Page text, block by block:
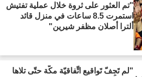
"تم العثور على ثروة خلال عملية تفتيش
استمرت 8.5 ساعات في منزل قائد
ألترا أصلان مظفر شيرين"
"لم تَجِفّ تَواقيع اتِّفاقيّة مكّة حتّى تلاها